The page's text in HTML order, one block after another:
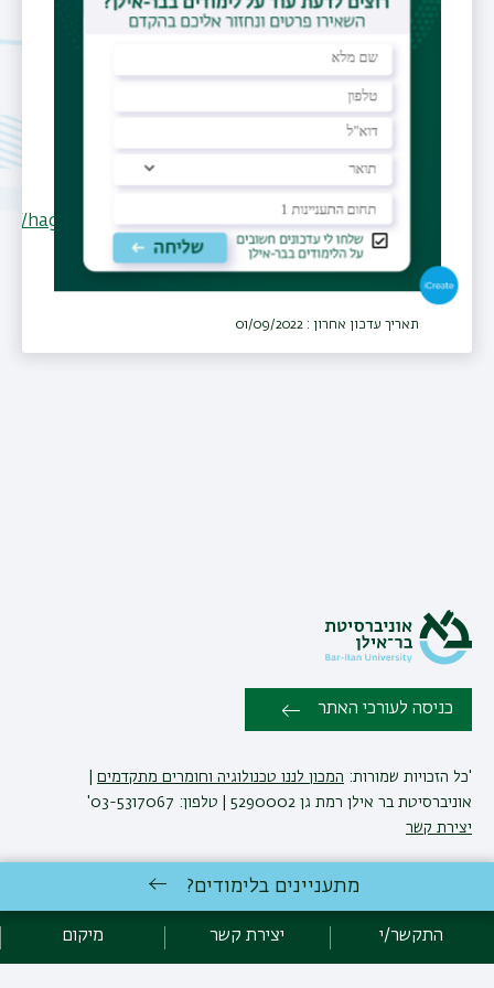
משרד
בניין 206 חדר B636
Personal
hagayshpaisman.wixsite.com/shpaismanlab
תאריך עדכון אחרון : 01/09/2022
כניסה לעורכי האתר
'כל הזכויות שמורות: המכון לננו טכנולוגיה וחומרים מתקדמים
אוניברסיטת בר אילן רמת גן 5290002 | טלפון: 03-5317067'
יצירת קשר
אגף תקשוב, אוניברסיטת בר-אילן
אקדימה בר-אילן
מתעניינים בלימודים?
התקשר/י יצירת קשר מיקום